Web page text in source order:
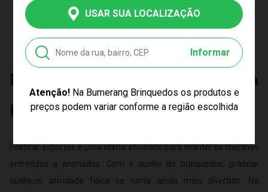
USAR SUA LOCALIZAÇÃO
Informar
Atenção!Na Bumerang Brinquedos os produtos e
preços podem variar conforme a região escolhida
CARREGAR MAIS PRODUTOS
Brinquedos de Esporte para
Meninos
Praticar esportes é uma ótima atividade para manter os meninos
entretidos e animados. Com o auxílio de brinquedos, praticar
qualquer atividade física se torna ainda mais divertido. Na